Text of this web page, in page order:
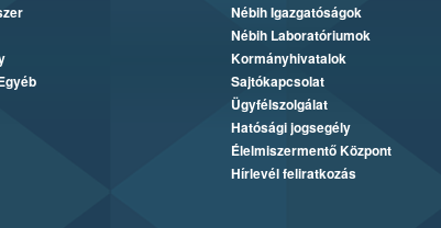
Nébih Igazgatóságok
Nébih Laboratóriumok
Kormányhivatalok
Sajtókapcsolat
Ügyfélszolgálat
Hatósági jogsegély
Élelmiszermentő Központ
Hírlevél feliratkozás